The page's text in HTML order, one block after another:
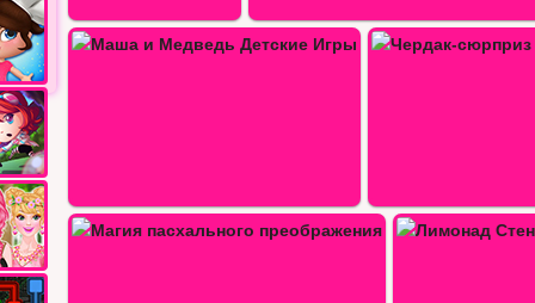
Чердак-сюрприз с одеждой для…
Лимонад Стенд Коллекция Джейд Новые